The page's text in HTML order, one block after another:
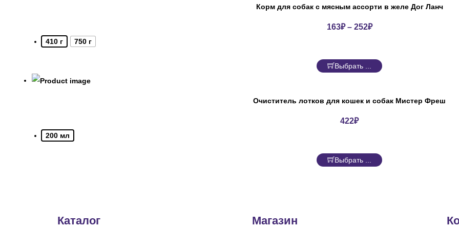
Корм для собак с мясным ассорти в желе Дог Ланч
163₽– 252₽
410 г 750 г
Выбрать ...
Очиститель лотков для кошек и собак Мистер Фреш
422₽
200 мл
Выбрать ...
Каталог Магазин